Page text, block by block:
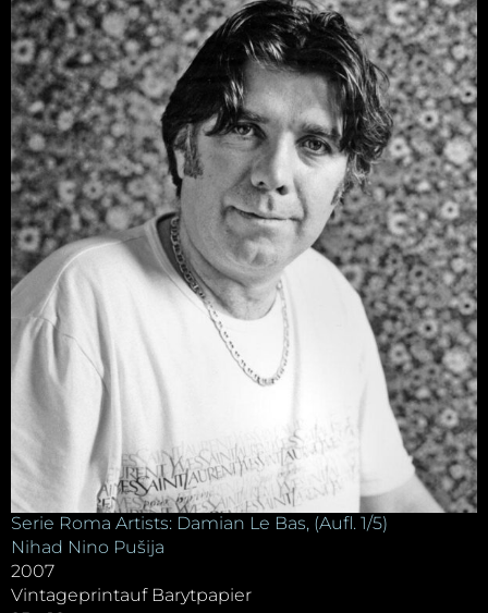
Serie Roma Artists: Damian Le Bas, (Aufl. 1/5)
Nihad Nino Pušija
2007
Vintageprintauf Barytpapier